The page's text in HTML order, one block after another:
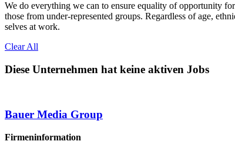
We do everything we can to ensure equality of opportunity
those from under-represented groups. Regardless of age,
selves at work.
Clear All
Diese Unternehmen hat keine aktiven Jobs
Bauer Media Group
Firmeninformation